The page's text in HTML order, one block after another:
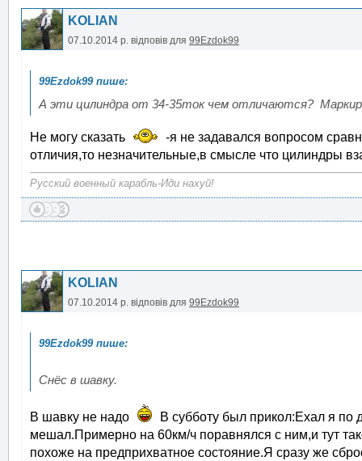
KOLIAN
07.10.2014 р. відповів для 99Ezdok99
А эти цилиндра от 34-35ток чем отличаются?
Не могу сказать
-я не задавался вопросом
отличия,то незначительные,в смысле что цилиндры
Русский военный карабль-Иди нахуй!
KOLIAN
07.10.2014 р. відповів для 99Ezdok99
Снёс в шавку.
В шавку не надо
В субботу был прикол:Ехал я по
мешал.Примерно на 60км/ч поравнялся с ним,и тут
похоже на предприхватное состояние.Я сразу же